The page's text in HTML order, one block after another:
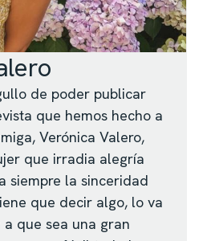
de poder publicar
que hemos hecho a
Verónica Valero,
que irradia alegría
siempre la sinceridad
que decir algo, lo va
que sea una gran